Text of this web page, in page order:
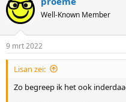
i
c
s
t
a
r
t
r
r
t
a
u
Well-Known Member
9 mrt 2022
Lisan zei:
Zo begreep ik het ook